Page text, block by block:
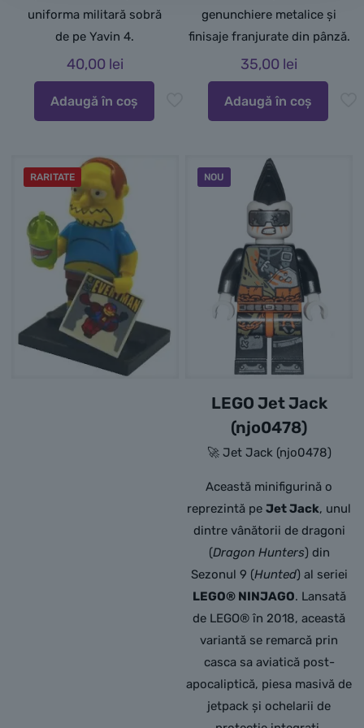
uniforma militară sobră
de pe Yavin 4.
40,00 lei
Adaugă în coș
genunchiere metalice și
finisaje franjurate din pânză.
35,00 lei
Adaugă în coș
RARITATE NOU
LEGO Jet Jack
(njo0478)
🚀 Jet Jack (njo0478)
Această minifigurină o
reprezintă peJet Jack, unul
dintre vânătorii de dragoni
(Dragon Hunters) din
Sezonul 9 (Hunted) al seriei
LEGO® NINJAGO. Lansată
de LEGO® în 2018, această
variantă se remarcă prin
casca sa aviatică post-
apocaliptică, piesa masivă de
jetpack și ochelarii de